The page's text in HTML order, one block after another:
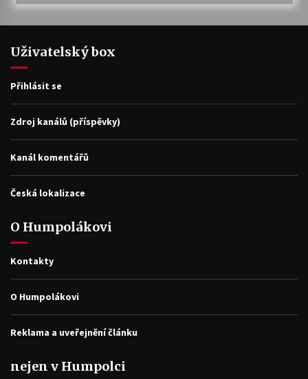
Uživatelský box
Přihlásit se
Zdroj kanálů (příspěvky)
Kanál komentářů
Česká lokalizace
O Humpolákovi
Kontakty
O Humpolákovi
Reklama a uveřejnění článku
nejen v Humpolci